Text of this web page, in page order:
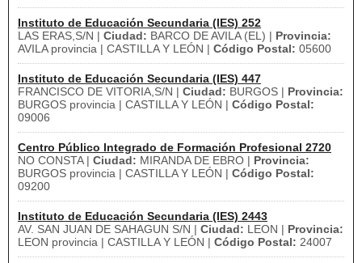
Instituto de Educación Secundaria (IES) 252
LAS ERAS,S/N | Ciudad: BARCO DE AVILA (EL) | Provincia:
AVILA provincia | CASTILLA Y LEÓN | Código Postal: 05600
Instituto de Educación Secundaria (IES) 447
FRANCISCO DE VITORIA,S/N | Ciudad: BURGOS | Provincia:
BURGOS provincia | CASTILLA Y LEÓN | Código Postal:
09006
Centro Público Integrado de Formación Profesional 2720
NO CONSTA | Ciudad: MIRANDA DE EBRO | Provincia:
BURGOS provincia | CASTILLA Y LEÓN | Código Postal:
09200
Instituto de Educación Secundaria (IES) 2443
AV. SAN JUAN DE SAHAGUN S/N | Ciudad: LEON | Provincia:
LEON provincia | CASTILLA Y LEÓN | Código Postal: 24007